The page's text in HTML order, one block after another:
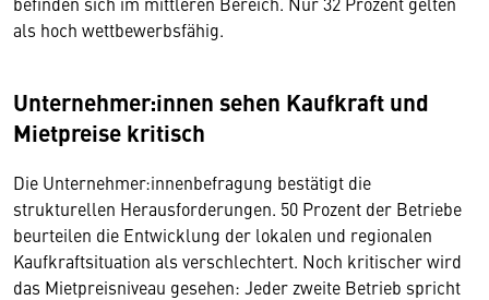
als hoch wettbewerbsfähig.
Unternehmer:innen sehen Kaufkraft und
Mietpreise kritisch
Die Unternehmer:innenbefragung bestätigt die
strukturellen Herausforderungen. 50 Prozent der Betriebe
beurteilen die Entwicklung der lokalen und regionalen
Kaufkraftsituation als verschlechtert. Noch kritischer wird
das Mietpreisniveau gesehen: Jeder zweite Betrieb spricht